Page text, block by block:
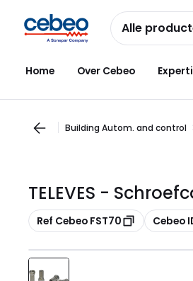
naar
navigatie
naar
inhoud
Alle
Home Over Cebeo
Building Autom. and control
TELEVES -
Kopiëren
Ref Cebeo FST70 Kopiëren
Cebeo